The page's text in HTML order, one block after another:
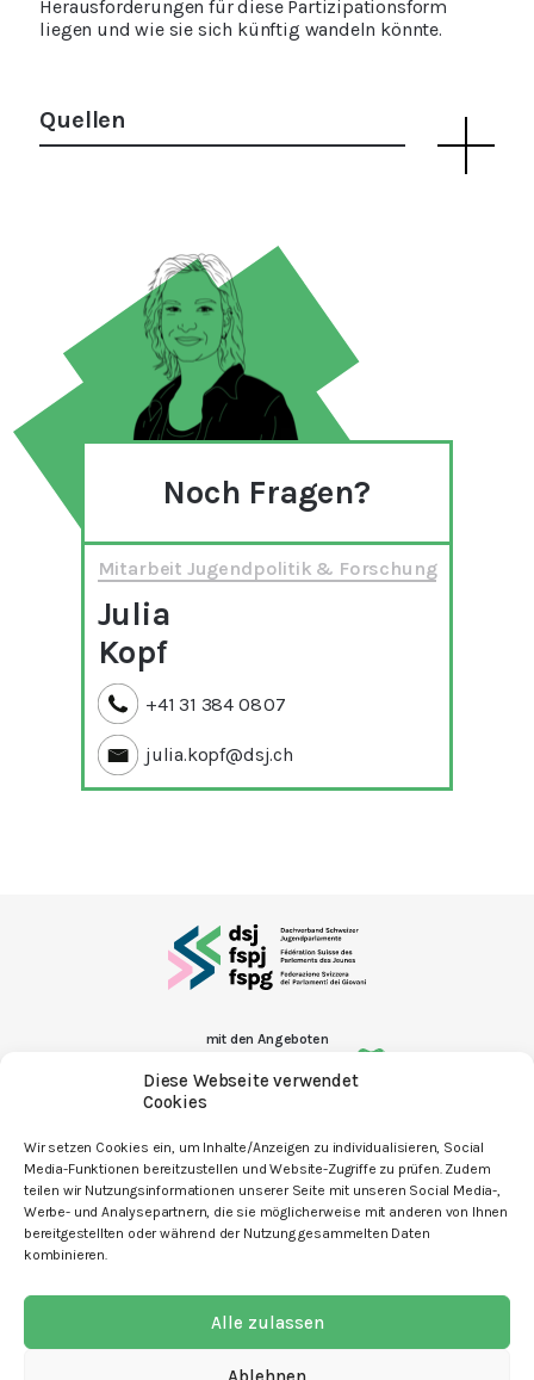
Diese Webseite verwendet
Cookies
Wir setzen Cookies ein, um Inhalte/Anzeigen zu individualisieren, Social
Media-Funktionen bereitzustellen und Website-Zugriffe zu prüfen. Zudem
teilen wir Nutzungsinformationen unserer Seite mit unseren Social Media-,
Werbe- und Analysepartnern, die sie möglicherweise mit anderen von Ihnen
bereitgestellten oder während der Nutzung gesammelten Daten
kombinieren.
Alle zulassen
Herausforderungen für diese Partizipationsform
liegen und wie sie sich künftig wandeln könnte.
Quellen
Noch Fragen?
Mitarbeit Jugendpolitik & Forschung
Julia
Kopf
+41 31 384 08 07
julia.kopf@dsj.ch
mit den Angeboten
Kontakt
Newsletter
Offene Stellen